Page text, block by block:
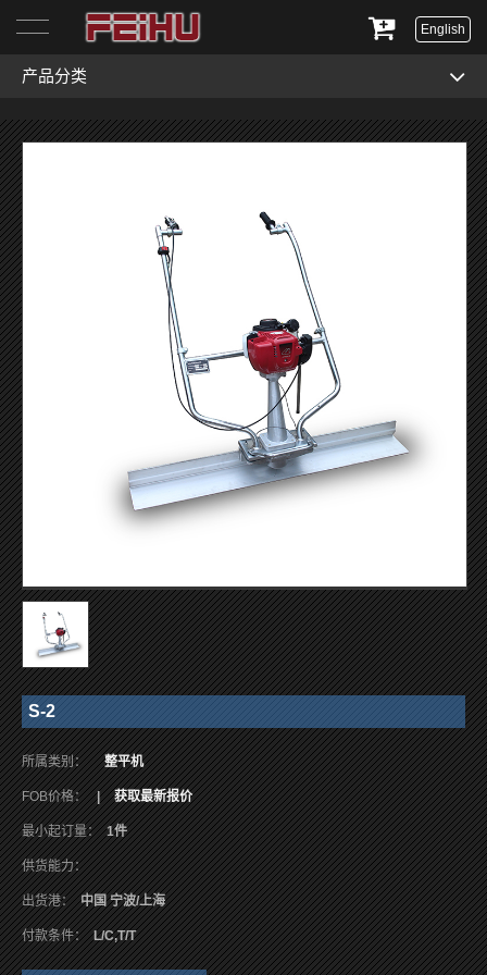
English
产品分类
S-2
所属类别： 整平机
FOB价格： | 获取最新报价
最小起订量： 1件
供货能力：
出货港： 中国 宁波/上海
付款条件： L/C,T/T
首页
关于我们